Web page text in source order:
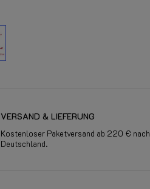
VERSAND & LIEFERUNG
Kostenloser Paketversand ab 220 € nach
Deutschland.